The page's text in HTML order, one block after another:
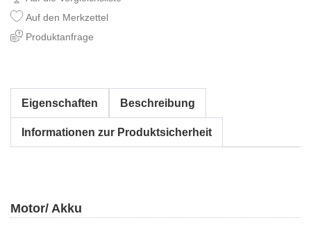
Auf den Merkzettel
Produktanfrage
Eigenschaften Beschreibung
Informationen zur Produktsicherheit
Motor/ Akku